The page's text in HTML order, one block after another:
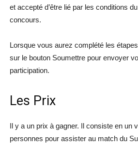
et accepté d’être lié par les conditions
concours.
Lorsque vous aurez complété les
sur le bouton Soumettre pour envoyer
participation.
Les Prix
Il y a un prix à gagner. Il consiste en un
personnes pour assister au match du